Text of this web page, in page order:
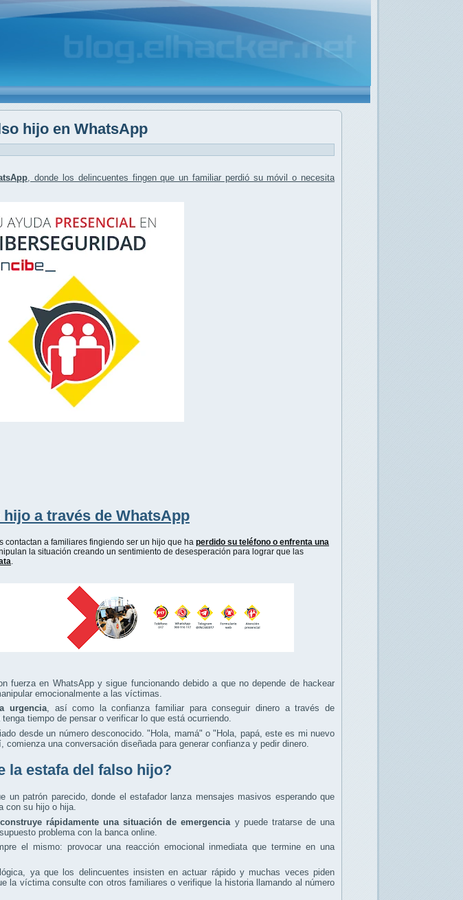
hijo en WhatsApp
, donde los delincuentes fingen que un familiar perdió su móvil o necesita
a través de WhatsApp
contactan a familiares fingiendo ser un hijo que ha perdido su teléfono o enfrenta una
la situación creando un sentimiento de desesperación para lograr que las
.
fuerza en WhatsApp y sigue funcionando debido a que no depende de hackear
emocionalmente a las víctimas.
urgencia, así como la confianza familiar para conseguir dinero a través de
tiempo de pensar o verificar lo que está ocurriendo.
desde un número desconocido. "Hola, mamá" o "Hola, papá, este es mi nuevo
una conversación diseñada para generar confianza y pedir dinero.
la estafa del falso hijo?
un patrón parecido, donde el estafador lanza mensajes masivos esperando que
con su hijo o hija.
rápidamente una situación de emergencia y puede tratarse de una
problema con la banca online.
el mismo: provocar una reacción emocional inmediata que termine en una
ya que los delincuentes insisten en actuar rápido y muchas veces piden
la víctima consulte con otros familiares o verifique la historia llamando al número